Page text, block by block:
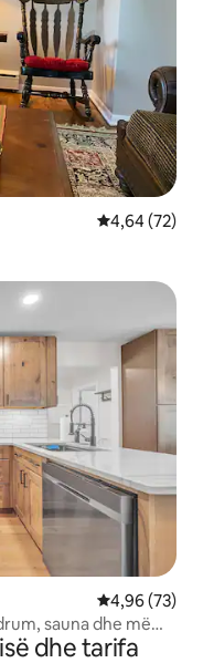
Vlerësimi
4,64 (72)
Vlerësimi
4,96 (73)
sauna dhe më
dhe tarifa